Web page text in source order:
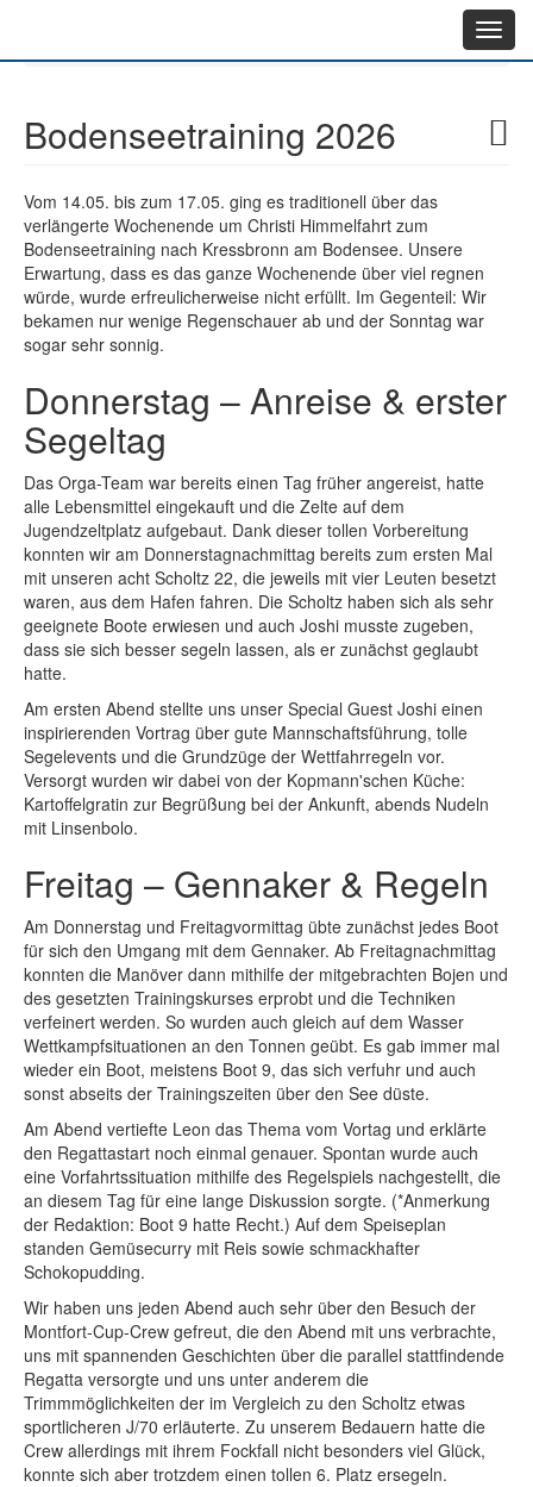
Bodenseetraining 2026
Vom 14.05. bis zum 17.05. ging es traditionell über das
verlängerte Wochenende um Christi Himmelfahrt zum
Bodenseetraining nach Kressbronn am Bodensee. Unsere
Erwartung, dass es das ganze Wochenende über viel regnen
würde, wurde erfreulicherweise nicht erfüllt. Im Gegenteil: Wir
bekamen nur wenige Regenschauer ab und der Sonntag war
sogar sehr sonnig.
Donnerstag – Anreise & erster
Segeltag
Das Orga-Team war bereits einen Tag früher angereist, hatte
alle Lebensmittel eingekauft und die Zelte auf dem
Jugendzeltplatz aufgebaut. Dank dieser tollen Vorbereitung
konnten wir am Donnerstagnachmittag bereits zum ersten Mal
mit unseren acht Scholtz 22, die jeweils mit vier Leuten besetzt
waren, aus dem Hafen fahren. Die Scholtz haben sich als sehr
geeignete Boote erwiesen und auch Joshi musste zugeben,
dass sie sich besser segeln lassen, als er zunächst geglaubt
hatte.
Am ersten Abend stellte uns unser Special Guest Joshi einen
inspirierenden Vortrag über gute Mannschaftsführung, tolle
Segelevents und die Grundzüge der Wettfahrregeln vor.
Versorgt wurden wir dabei von der Kopmann'schen Küche:
Kartoffelgratin zur Begrüßung bei der Ankunft, abends Nudeln
mit Linsenbolo.
Freitag – Gennaker & Regeln
Am Donnerstag und Freitagvormittag übte zunächst jedes Boot
für sich den Umgang mit dem Gennaker. Ab Freitagnachmittag
konnten die Manöver dann mithilfe der mitgebrachten Bojen und
des gesetzten Trainingskurses erprobt und die Techniken
verfeinert werden. So wurden auch gleich auf dem Wasser
Wettkampfsituationen an den Tonnen geübt. Es gab immer mal
wieder ein Boot, meistens Boot 9, das sich verfuhr und auch
sonst abseits der Trainingszeiten über den See düste.
Am Abend vertiefte Leon das Thema vom Vortag und erklärte
den Regattastart noch einmal genauer. Spontan wurde auch
eine Vorfahrtssituation mithilfe des Regelspiels nachgestellt, die
an diesem Tag für eine lange Diskussion sorgte. (*Anmerkung
der Redaktion: Boot 9 hatte Recht.) Auf dem Speiseplan
standen Gemüsecurry mit Reis sowie schmackhafter
Schokopudding.
Wir haben uns jeden Abend auch sehr über den Besuch der
Montfort-Cup-Crew gefreut, die den Abend mit uns verbrachte,
uns mit spannenden Geschichten über die parallel stattfindende
Regatta versorgte und uns unter anderem die
Trimmmöglichkeiten der im Vergleich zu den Scholtz etwas
sportlicheren J/70 erläuterte. Zu unserem Bedauern hatte die
Crew allerdings mit ihrem Fockfall nicht besonders viel Glück,
konnte sich aber trotzdem einen tollen 6. Platz ersegeln.